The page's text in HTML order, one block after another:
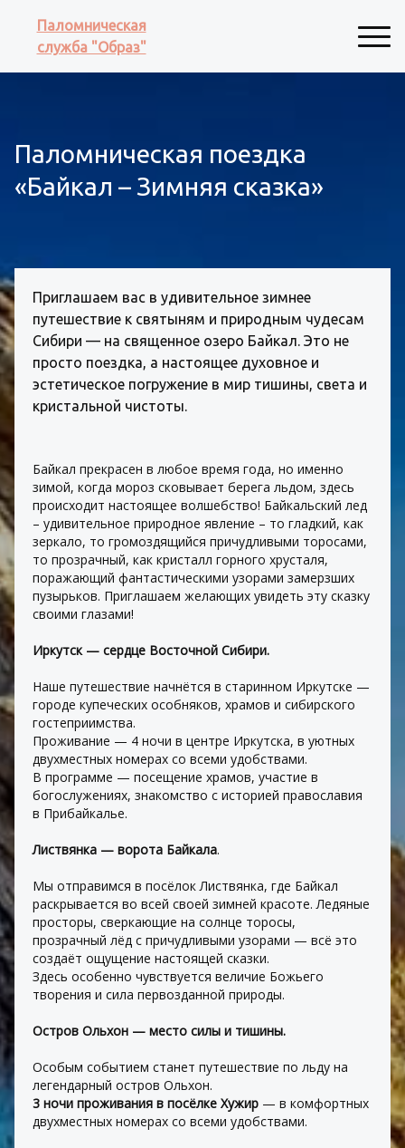
Паломническая
служба "Образ"
Паломническая поездка
«Байкал – Зимняя сказка»
Приглашаем вас в удивительное зимнее
путешествие к святыням и природным чудесам
Сибири — на священное озеро Байкал. Это не
просто поездка, а настоящее духовное и
эстетическое погружение в мир тишины, света и
кристальной чистоты.
Байкал прекрасен в любое время года, но именно
зимой, когда мороз сковывает берега льдом, здесь
происходит настоящее волшебство! Байкальский лед
– удивительное природное явление – то гладкий, как
зеркало, то громоздящийся причудливыми торосами,
то прозрачный, как кристалл горного хрусталя,
поражающий фантастическими узорами замерзших
пузырьков. Приглашаем желающих увидеть эту сказку
своими глазами!
Иркутск — сердце Восточной Сибири.
Наше путешествие начнётся в старинном Иркутске —
городе купеческих особняков, храмов и сибирского
гостеприимства.
Проживание — 4 ночи в центре Иркутска, в уютных
двухместных номерах со всеми удобствами.
В программе — посещение храмов, участие в
богослужениях, знакомство с историей православия
в Прибайкалье.
Листвянка — ворота Байкала.
Мы отправимся в посёлок Листвянка, где Байкал
раскрывается во всей своей зимней красоте. Ледяные
просторы, сверкающие на солнце торосы,
прозрачный лёд с причудливыми узорами — всё это
создаёт ощущение настоящей сказки.
Здесь особенно чувствуется величие Божьего
творения и сила первозданной природы.
Остров Ольхон — место силы и тишины.
Особым событием станет путешествие по льду на
легендарный остров Ольхон.
3 ночи проживания в посёлке Хужир — в комфортных
двухместных номерах со всеми удобствами.